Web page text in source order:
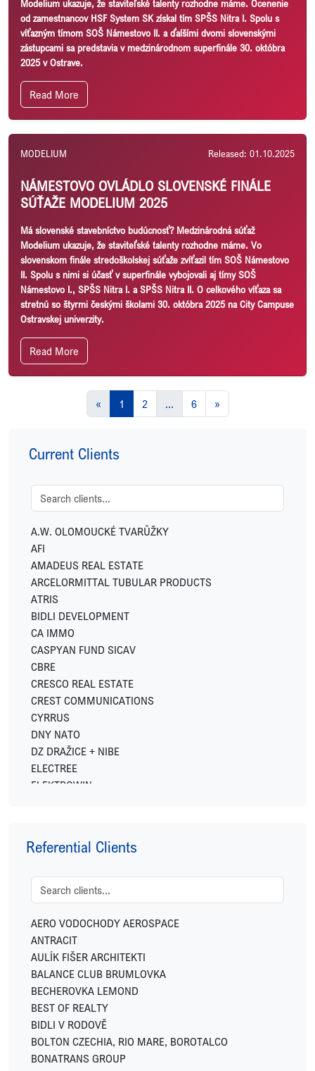
Modelium ukazuje, že staviteľské talenty rozhodne máme. Ocenenie
od zamestnancov HSF System SK získal tím SPŠS Nitra I. Spolu s
víťazným tímom SOŠ Námestovo II. a ďalšími dvomi slovenskými
zástupcami sa predstavia v medzinárodnom superfinále 30. októbra
2025 v Ostrave.
Read More
MODELIUM Released: 01.10.2025
NÁMESTOVO OVLÁDLO SLOVENSKÉ FINÁLE
SÚŤAŽE MODELIUM 2025
Má slovenské stavebníctvo budúcnosť? Medzinárodná súťaž
Modelium ukazuje, že staviteľské talenty rozhodne máme. Vo
slovenskom finále stredoškolskej súťaže zvíťazil tím SOŠ Námestovo
II. Spolu s nimi si účasť v superfinále vybojovali aj tímy SOŠ
Námestovo I., SPŠS Nitra I. a SPŠS Nitra II. O celkového víťaza sa
stretnú so štyrmi českými školami 30. októbra 2025 na City Campuse
Ostravskej univerzity.
Read More
« 1 2 ... 6 »
Current Clients
A.W. OLOMOUCKÉ TVARŮŽKY
AFI
AMADEUS REAL ESTATE
ARCELORMITTAL TUBULAR PRODUCTS
ATRIS
BIDLI DEVELOPMENT
CA IMMO
CASPYAN FUND SICAV
CBRE
CRESCO REAL ESTATE
CREST COMMUNICATIONS
CYRRUS
DNY NATO
DZ DRAŽICE + NIBE
ELECTREE
ELEKTROWIN
FIDELITY INTERNATIONAL
FUTTEC
GEMO
GEOSAN DEVELOPMENT
GREENBUDDIES
HOME CREDIT
HSF SYSTEM
HUISMAN
IKONIX
IN CATERING
INVESCO
JC-Metal
Referential Clients
AERO VODOCHODY AEROSPACE
ANTRACIT
AULÍK FIŠER ARCHITEKTI
BALANCE CLUB BRUMLOVKA
BECHEROVKA LEMOND
BEST OF REALTY
BIDLI V RODOVĚ
BOLTON CZECHIA, RIO MARE, BOROTALCO
BONATRANS GROUP